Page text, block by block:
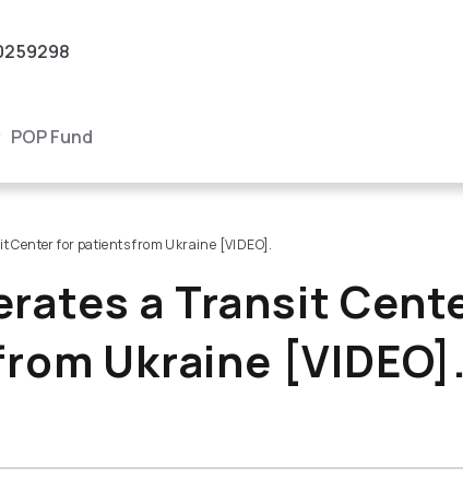
POP Fund
Center for patients from Ukraine [VIDEO].
a Transit
Ukraine [VIDEO].